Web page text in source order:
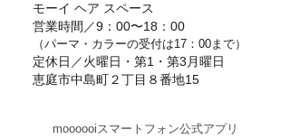
モーイ ヘア スペース
営業時間／9：00〜18：00
（パーマ・カラーの受付は17：00まで）
定休日／火曜日・第1・第3月曜日
恵庭市中島町２丁目８番地15
moooooiスマートフォン公式アプリ​